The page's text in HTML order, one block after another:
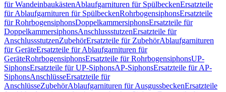
für WandeinbaukästenAblaufgarnituren für SpülbeckenErsatzteile
für Ablaufgarnituren für SpülbeckenRohrbogensiphonsErsatzteile
für RohrbogensiphonsDoppelkammersiphonsErsatzteile für
DoppelkammersiphonsAnschlussstutzenErsatzteile für
AnschlussstutzenZubehörErsatzteile für ZubehörAblaufgarnituren
für GeräteErsatzteile für Ablaufgarnituren für
GeräteRohrbogensiphonsErsatzteile für RohrbogensiphonsUP-
SiphonsErsatzteile für UP-SiphonsAP-SiphonsErsatzteile für AP-
SiphonsAnschlüsseErsatzteile für
AnschlüsseZubehörAblaufgarnituren für AusgussbeckenErsatzteile